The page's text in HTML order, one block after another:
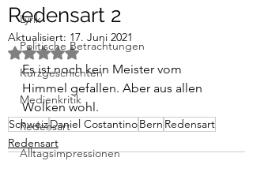
Lyrik
Politische Betrachtungen
Kurzgeschichten
Medienkritik
Redensart
Alltagsimpressionen
Redensart 2
Aktualisiert: 17. Juni 2021
Mit NaN von 5 Sternen bewertet.
Es ist noch kein Meister vom
Himmel gefallen. Aber aus allen
Wolken wohl.
SchweizDaniel CostantinoBern Redensart
Redensart